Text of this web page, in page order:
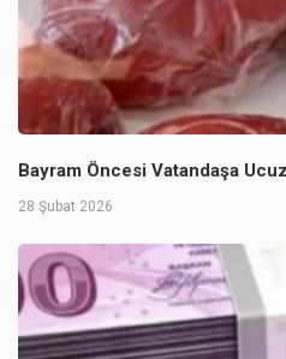
Bayram Öncesi Vatandaşa
28 Şubat 2026